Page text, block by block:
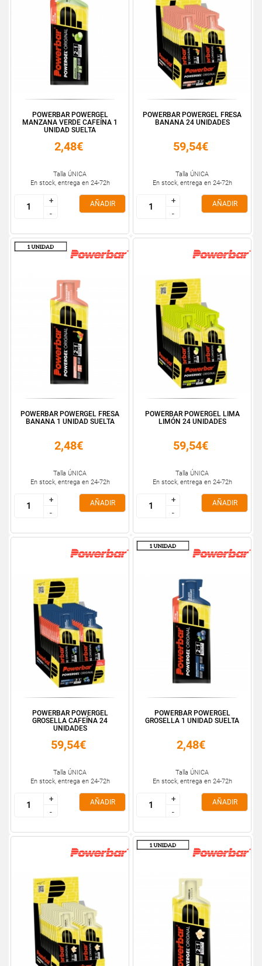
POWERBAR POWERGEL
MANZANA VERDE CAFEÍNA 1
UNIDAD SUELTA
2,48€
Talla ÚNICA
En stock, entrega en 24-72h
+
-
+
-
AÑADIR
POWERBAR POWERGEL FRESA
BANANA 24 UNIDADES
59,54€
Talla ÚNICA
En stock, entrega en 24-72h
+
-
+
-
AÑADIR
POWERBAR POWERGEL FRESA
BANANA 1 UNIDAD SUELTA
2,48€
Talla ÚNICA
En stock, entrega en 24-72h
+
-
+
-
AÑADIR
POWERBAR POWERGEL LIMA
LIMÓN 24 UNIDADES
59,54€
Talla ÚNICA
En stock, entrega en 24-72h
+
-
+
-
AÑADIR
POWERBAR POWERGEL
GROSELLA CAFEÍNA 24
UNIDADES
59,54€
Talla ÚNICA
En stock, entrega en 24-72h
+
-
+
-
AÑADIR
POWERBAR POWERGEL
GROSELLA 1 UNIDAD SUELTA
2,48€
Talla ÚNICA
En stock, entrega en 24-72h
+
-
+
-
AÑADIR